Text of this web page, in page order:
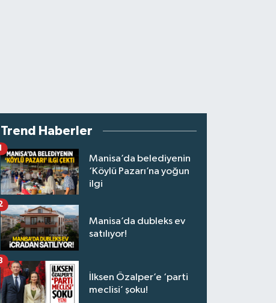
Trend Haberler
Manisa’da belediyenin
‘Köylü Pazarı’na yoğun
ilgi
Manisa’da dubleks ev
satılıyor!
İlksen Özalper’e ‘parti
meclisi’ şoku!